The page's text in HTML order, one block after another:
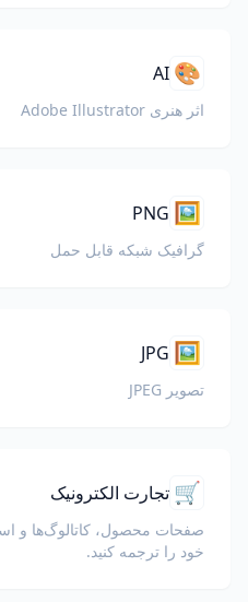
🎨
AI
اثر هنری Adobe Illustrator
🖼️
PNG
گرافیک شبکه قابل حمل
🖼️
JPG
تصویر JPEG
🛒 تجارت الکترونیک
صفحات محصول، کاتالوگ‌ها و
خود را ترجمه کنید.